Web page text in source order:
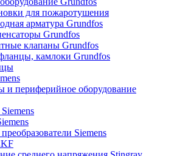
для пожаротушения
арматура Grundfos
Grundfos
клапаны Grundfos
камлоки Grundfos
и периферийное оборудование
Siemens